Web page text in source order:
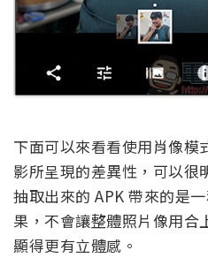
下面可以來看看使用肖像模
影所呈現的差異性，可以
抽取出來的 APK 帶來的是
果，不會讓整體照片像用合
顯得更有立體感。